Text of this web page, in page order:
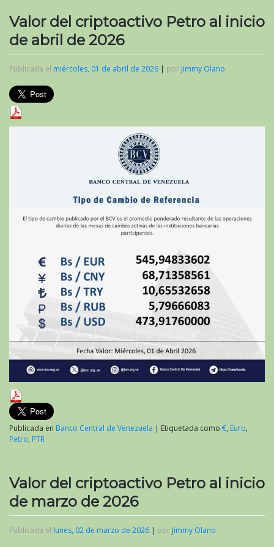
Valor del criptoactivo Petro al inicio
de abril de 2026
Publicada el miércoles, 01 de abril de 2026 | por Jimmy Olano
Publicada en Banco Central de Venezuela | Etiquetada como €, Euro,
Petro, PTR
Valor del criptoactivo Petro al inicio
de marzo de 2026
Publicada el lunes, 02 de marzo de 2026 | por Jimmy Olano